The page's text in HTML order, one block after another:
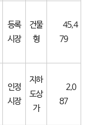
등록
시장
건물
형
45,4
79
인정
시장
지하
도상
가
2,0
87